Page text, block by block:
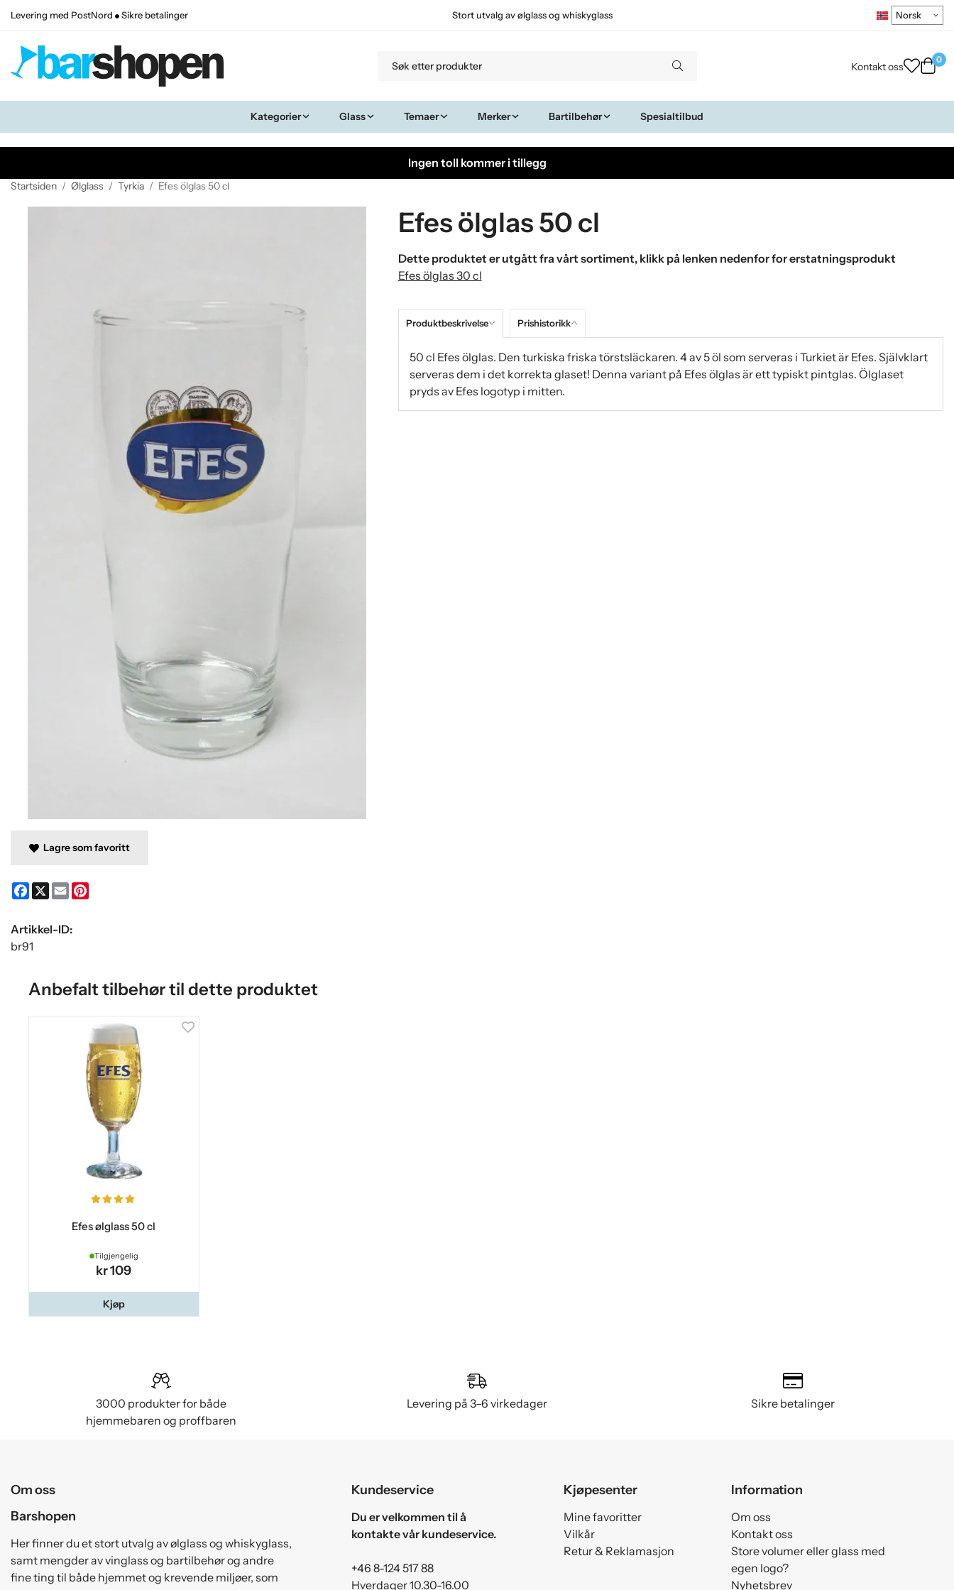
Levering med PostNord Sikre betalinger Stort utvalg av ølglass og whiskyglass
Kontakt oss
0
Kategorier Glass Temaer Merker Bartilbehør Spesialtilbud
Ingen toll kommer i tillegg
Startsiden / Ølglass / Tyrkia / Efes ölglas 50 cl
Efes ölglas 50 cl
Dette produktet er utgått fra vårt sortiment, klikk på lenken nedenfor for erstatningsprodukt
Efes ölglas 30 cl
Produktbeskrivelse Prishistorikk
50 cl Efes ölglas. Den turkiska friska törstsläckaren. 4 av 5 öl som serveras i Turkiet är Efes. Självklart
serveras dem i det korrekta glaset! Denna variant på Efes ölglas är ett typiskt pintglas. Ölglaset
pryds av Efes logotyp i mitten.
Lagre som favoritt
Facebook
X Email
Artikkel-ID:
br91
Anbefalt tilbehør til dette produktet
Efes ølglass 50 cl
Tilgjengelig
kr 109
Kjøp
3000 produkter for både
hjemmebaren og proffbaren
Levering på 3–6 virkedager Sikre betalinger
Om oss
Barshopen
Her finner du et stort utvalg av ølglass og whiskyglass,
samt mengder av vinglass og bartilbehør og andre
fine ting til både hjemmet og krevende miljøer, som
Kundeservice
Du er velkommen til å
kontakte vår kundeservice.
+46 8-124 517 88
Hverdager 10.30-16.00
Kjøpesenter
Mine favoritter
Vilkår
Retur & Reklamasjon
Information
Om oss
Kontakt oss
Store volumer eller glass med
egen logo?
Nyhetsbrev